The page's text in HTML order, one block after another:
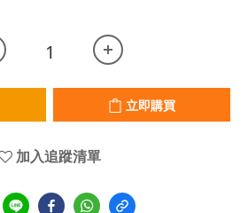
立即購買
加入追蹤清單